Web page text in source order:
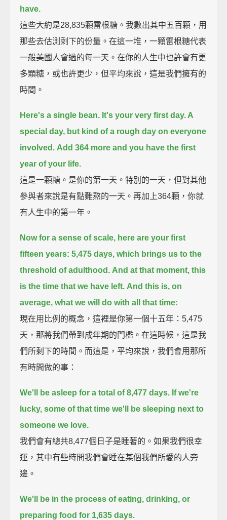
have.
這些大約是28,835顆雷根糖。我數出其中五百顆，用
那些去估測剩下的份量。在這一堆，一顆雷根糖代表
一般美國人會過的每一天。在你的人生中也許會有更
多顆糖，或也許更少，但平均來說，這是我們擁有的
時間。
Here's a single bean. It's your very first day. A
special day, but kind of a rough day on everyone
involved. Add 364 more and you have the first
year of your life.
這是一顆糖。是你的第一天。特別的一天，但對其他
參與者來說是有點難熬的一天。再加上364顆，你就
有人生中的第一年。
Now for a sense of scale, here are your first
fifteen years: 5,475 days, which brings us to the
threshold of adulthood. And at that moment, this
is the time that we have left. And this is, on
average, what we will do with all that time:
現在用比例的概念，這裡是你第一個十五年：5,475
天，那將我們帶到成年期的門檻。在這時候，這是我
們所剩下的時間。而這是，平均來說，我們會用那所
有時間做的事：
We'll be asleep for a total of 8,477 days. If we're
lucky, some of that time we'll be sleeping next to
someone we love.
我們會有總共8,477個日子是睡著的。如果我們很幸
運，其中有些時間我們會睡在某個我們所愛的人旁
邊。
We'll be in the process of eating, drinking, or
preparing food for 1,635 days.